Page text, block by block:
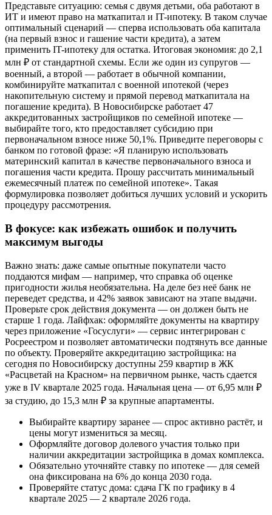
Представьте ситуацию: семья с двумя детьми, оба работают в
ИТ и имеют право на маткапитал и IT-ипотеку. В таком случае
оптимальный сценарий — сперва использовать оба капитала
(на первый взнос и гашение части кредита), а затем
применить IT-ипотеку для остатка. Итоговая экономия: до 2,1
млн ₽ от стандартной схемы. Если же один из супругов —
военный, а второй — работает в обычной компании,
комбинируйте маткапитал с военной ипотекой (через
накопительную систему и прямой перевод маткапитала на
погашение кредита). В Новосибирске работает 47
аккредитованных застройщиков по семейной ипотеке —
выбирайте того, кто предоставляет субсидию при
первоначальном взносе ниже 50,1%. Приведите переговоры с
банком по готовой фразе: «Я планирую использовать
материнский капитал в качестве первоначального взноса и
погашения части кредита. Прошу рассчитать минимальный
ежемесячный платеж по семейной ипотеке». Такая
формулировка позволяет добиться лучших условий и ускорить
процедуру рассмотрения.
В фокусе: как избежать ошибок и получить
максимум выгоды
Важно знать: даже самые опытные покупатели часто
поддаются мифам — например, что справка об оценке
пригодности жилья необязательна. На деле без неё банк не
переведет средства, и 42% заявок зависают на этапе выдачи.
Проверьте срок действия документа — он должен быть не
старше 1 года. Лайфхак: оформляйте документы на квартиру
через приложение «Госуслуги» — сервис интегрирован с
Росреестром и позволяет автоматически подтянуть все данные
по объекту. Проверяйте аккредитацию застройщика: на
сегодня по Новосибирску доступны 259 квартир в ЖК
«Расцветай на Красном» на первичном рынке, часть сдается
уже в IV квартале 2025 года. Начальная цена — от 6,95 млн ₽
за студию, до 15,3 млн ₽ за крупные апартаменты.
Выбирайте квартиру заранее — спрос активно растёт, и
цены могут измениться за месяц.
Оформляйте договор долевого участия только при
наличии аккредитации застройщика в домах комплекса.
Обязательно уточняйте ставку по ипотеке — для семей
она фиксирована на 6% до конца 2030 года.
Проверяйте статус дома: сдача ГК по графику в 4
квартале 2025 — 2 квартале 2026 года.